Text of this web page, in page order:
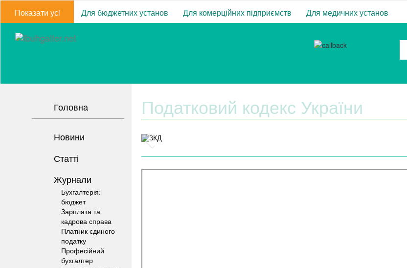
Показати усi Для бюджетних установ Для комерційних підприємств Для медичних установ
Головна
Новини
Статті
Журнали
Бухгалтерія:
бюджет
Зарплата та
кадрова справа
Платник єдиного
податку
Професійний
бухгалтер
Податковий кодекс України